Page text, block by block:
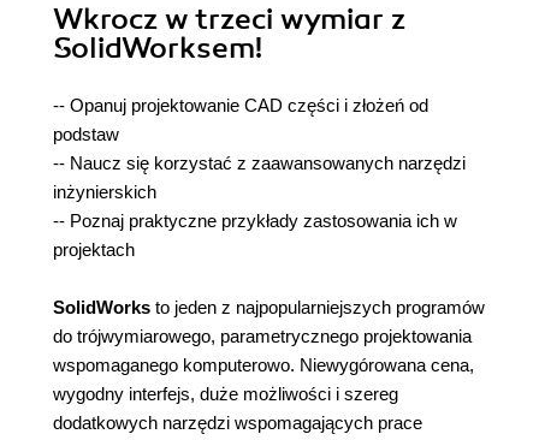
Wkrocz w trzeci wymiar z
SolidWorksem!
-- Opanuj projektowanie CAD części i złożeń od
podstaw
-- Naucz się korzystać z zaawansowanych narzędzi
inżynierskich
-- Poznaj praktyczne przykłady zastosowania ich w
projektach
SolidWorks to jeden z najpopularniejszych programów
do trójwymiarowego, parametrycznego projektowania
wspomaganego komputerowo. Niewygórowana cena,
wygodny interfejs, duże możliwości i szereg
dodatkowych narzędzi wspomagających prace